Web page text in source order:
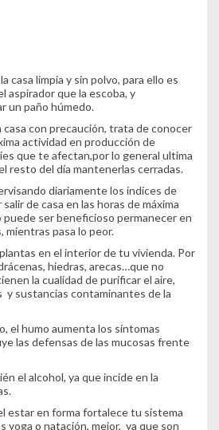
casa limpia y sin polvo, para ello es
aspirador que la escoba, y
un paño húmedo.
casa con precaución, trata de conocer
actividad en producción de
que te afectan,por lo general ultima
resto del día mantenerlas cerradas.
diariamente los indices de
de casa en las horas de máxima
puede ser beneficioso permanecer en
mientras pasa lo peor.
en el interior de tu vivienda. Por
hiedras, arecas…que no
la cualidad de purificar el aire,
y sustancias contaminantes de la
el humo aumenta los síntomas
las defensas de las mucosas frente
el alcohol, ya que incide en la
estar en forma fortalece tu sistema
yoga o natación, mejor, ya que son